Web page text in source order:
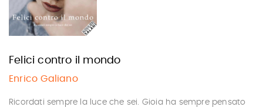
Felici contro il mondo
Enrico Galiano
Ricordati sempre la luce che sei. Gioia ha sempre pensato